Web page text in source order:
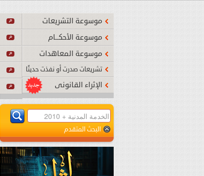
أصبح نافذًا بدءًا من يوم الجمعة 24 يوليو 2026م. ...
موسوعة التشريعات
موسوعة الأحكــام
موسوعة المعاهدات
تشريعات صدرت أو نفذت حديثًا
الإثراء القانونى
البحث المتقدم